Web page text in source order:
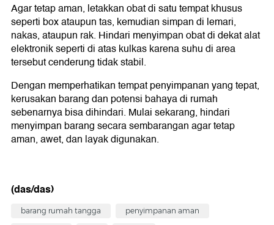
Agar tetap aman, letakkan obat di satu tempat khusus
seperti box ataupun tas, kemudian simpan di lemari,
nakas, ataupun rak. Hindari menyimpan obat di dekat alat
elektronik seperti di atas kulkas karena suhu di area
tersebut cenderung tidak stabil.
Dengan memperhatikan tempat penyimpanan yang tepat,
kerusakan barang dan potensi bahaya di rumah
sebenarnya bisa dihindari. Mulai sekarang, hindari
menyimpan barang secara sembarangan agar tetap
aman, awet, dan layak digunakan.
(das/das)
barang rumah tangga penyimpanan aman